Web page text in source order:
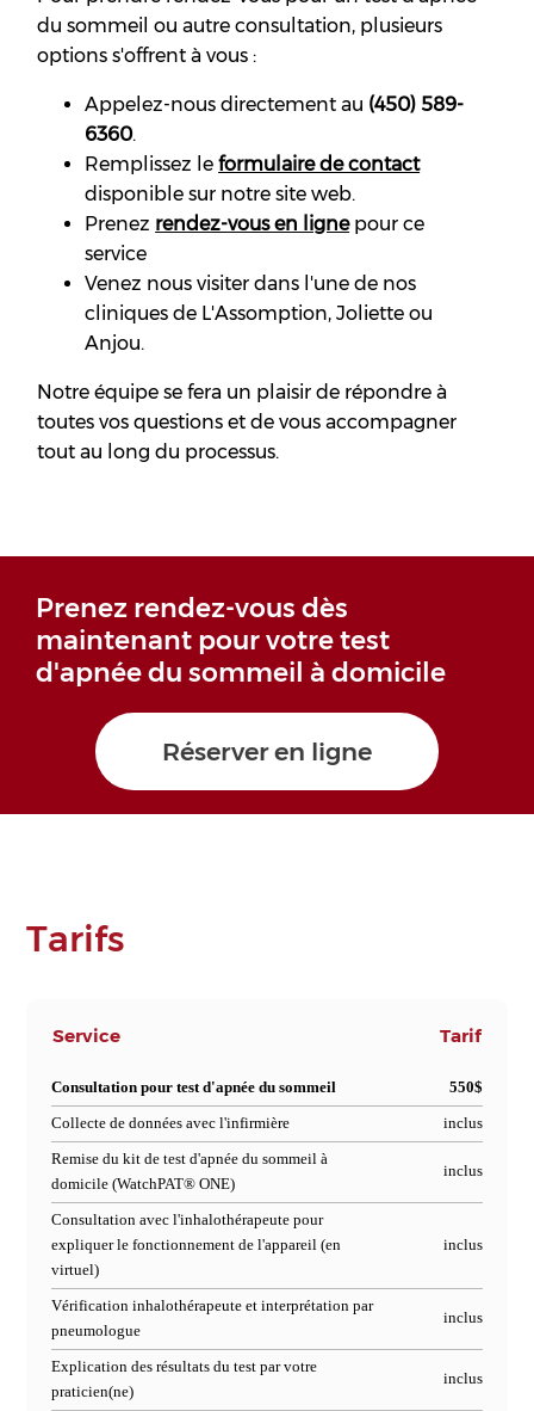
du sommeil ou autre consultation, plusieurs
options s'offrent à vous :
Appelez-nous directement au (450) 589-
6360.
Remplissez leformulaire de contact
disponible sur notre site web.
Prenez rendez-vous en lignepour ce
service
Venez nous visiter dans l'une de nos
cliniques de L'Assomption, Joliette ou
Anjou.
Notre équipe se fera un plaisir de répondre à
toutes vos questions et de vous accompagner
tout au long du processus.
Prenez rendez-vous dès
maintenant pour votre test
d'apnée du sommeil à domicile
Réserver en ligne
Tarifs
Service Tarif
Consultation pour test d'apnée du sommeil 550$
Collecte de données avec l'infirmière inclus
Remise du kit de test d'apnée du sommeil à
domicile (WatchPAT®️ ONE)
inclus
Consultation avec l'inhalothérapeute pour
expliquer le fonctionnement de l'appareil (en
virtuel)
inclus
Vérification inhalothérapeute et interprétation par
pneumologue
inclus
Explication des résultats du test par votre
praticien(ne)
inclus